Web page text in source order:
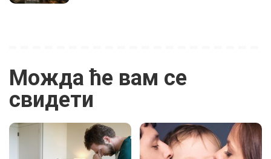
Можда ће вам се
свидети